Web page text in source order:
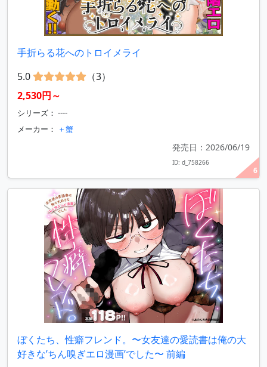
6
手折らる花へのトロイメライ
5.0
（3）
2,530円～
シリーズ： ----
メーカー：
＋蟹
発売日：2026/06/19
ID: d_758266
ぼくたち、性癖フレンド。〜女友達の愛読書は俺の大
好きな’ちん嗅ぎエロ漫画’でした〜 前編